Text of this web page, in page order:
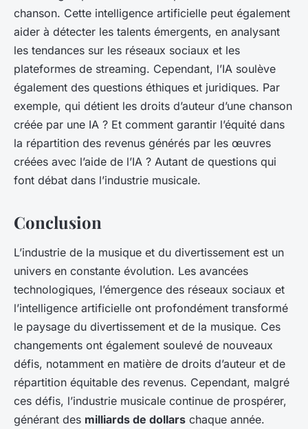
chanson. Cette intelligence artificielle peut également
aider à détecter les talents émergents, en analysant
les tendances sur les réseaux sociaux et les
plateformes de streaming. Cependant, l’IA soulève
également des questions éthiques et juridiques. Par
exemple, qui détient les droits d’auteur d’une chanson
créée par une IA ? Et comment garantir l’équité dans
la répartition des revenus générés par les œuvres
créées avec l’aide de l’IA ? Autant de questions qui
font débat dans l’industrie musicale.
Conclusion
L’industrie de la musique et du divertissement est un
univers en constante évolution. Les avancées
technologiques, l’émergence des réseaux sociaux et
l’intelligence artificielle ont profondément transformé
le paysage du divertissement et de la musique. Ces
changements ont également soulevé de nouveaux
défis, notamment en matière de droits d’auteur et de
répartition équitable des revenus. Cependant, malgré
ces défis, l’industrie musicale continue de prospérer,
générant des milliards de dollars chaque année.